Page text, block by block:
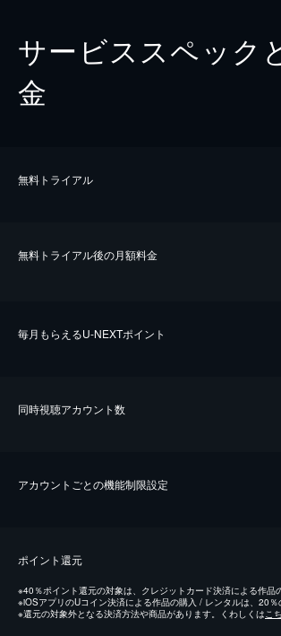
サービススペック
金
無料トライアル
無料トライアル後の⽉額料金
毎⽉もらえるU-NEXTポイント
同時視聴アカウント数
アカウントごとの機能制限設定
ポイント還元
※40％ポイント還元の対象は、クレジットカード決済による作品
※iOSアプリのUコイン決済による作品の購入 / レンタルは、20％
※還元の対象外となる決済方法や商品があります。くわしくはこ